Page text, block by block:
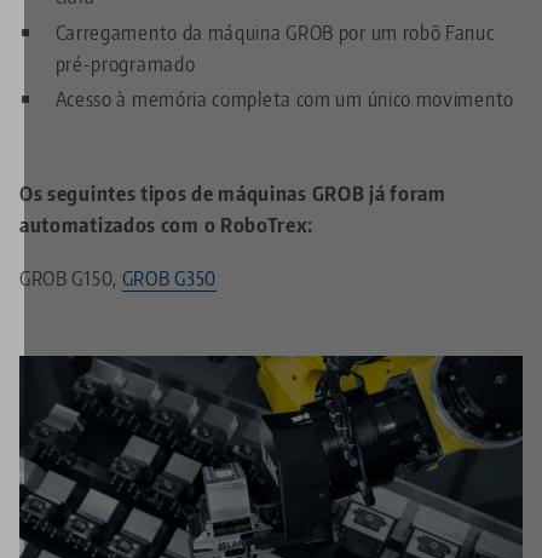
Carregamento da máquina GROB por um robô Fanuc
pré-programado
Acesso à memória completa com um único movimento
Os seguintes tipos de máquinas GROB já foram
automatizados com o RoboTrex:
GROB G150, GROB G350